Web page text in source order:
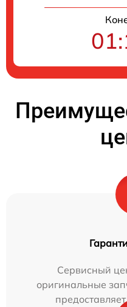
Сервисный
оригинальные